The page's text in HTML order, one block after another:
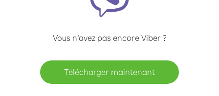
Vous n’avez pas encore Viber ?
Télécharger maintenant